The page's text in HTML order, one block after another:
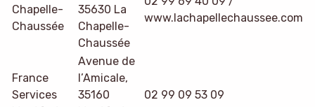
Chapelle-
Chaussée
35630 La
Chapelle-
Chaussée
www.lachapellechaussee.com
France
Services
Avenue de
l’Amicale,
35160
02 99 09 53 09